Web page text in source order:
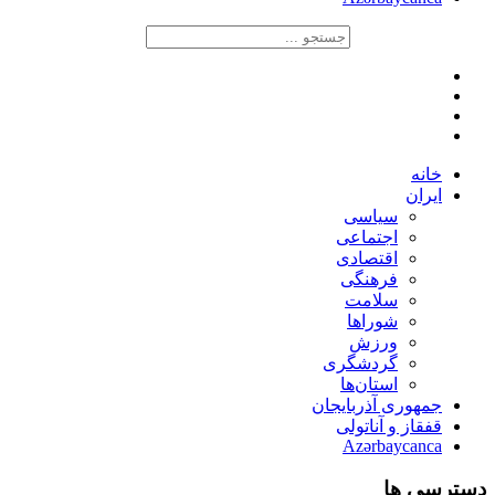
خانه
ایران
سیاسی
اجتماعی
اقتصادی
فرهنگی
سلامت
شوراها
ورزش
گردشگری
استان‌ها
جمهوری آذربایجان
قفقاز و آناتولی
Azərbaycanca
دسترسی ها